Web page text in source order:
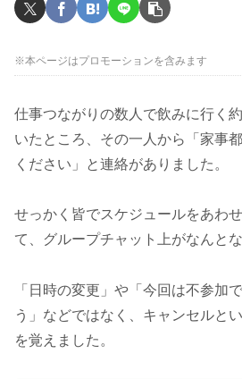
※本ページはプロモーションを含みます
仕事つながりの数人で飲みに行く
いたところ、その一人から「家事
ください」と連絡がありました。
せっかく皆でスケジュールをあわ
て、グループチャット上がなんと
「日時の変更」や「今回は不参加
う」などではなく、キャンセルと
を覚えました。